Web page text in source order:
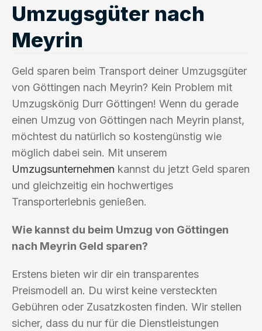
Umzugsgüter nach
Meyrin
Geld sparen beim Transport deiner Umzugsgüter
von Göttingen nach Meyrin? Kein Problem mit
Umzugskönig Durr Göttingen! Wenn du gerade
einen Umzug von Göttingen nach Meyrin planst,
möchtest du natürlich so kostengünstig wie
möglich dabei sein. Mit unserem
Umzugsunternehmen kannst du jetzt Geld sparen
und gleichzeitig ein hochwertiges
Transporterlebnis genießen.
Wie kannst du beim Umzug von Göttingen
nach Meyrin Geld sparen?
Erstens bieten wir dir ein transparentes
Preismodell an. Du wirst keine versteckten
Gebühren oder Zusatzkosten finden. Wir stellen
sicher, dass du nur für die Dienstleistungen